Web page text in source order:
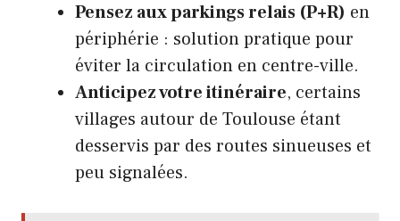
Pensez aux parkings relais (P+R) en
périphérie : solution pratique pour
éviter la circulation en centre-ville.
Anticipez votre itinéraire, certains
villages autour de Toulouse étant
desservis par des routes sinueuses et
peu signalées.